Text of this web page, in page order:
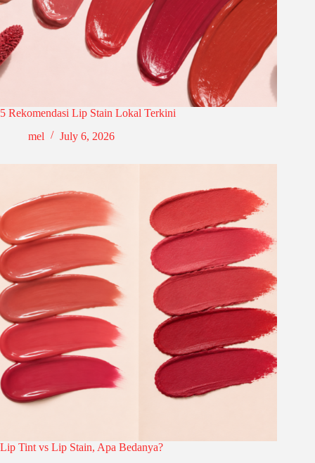
5 Rekomendasi Lip Stain Lokal Terkini
mel
July 6, 2026
Lip Tint vs Lip Stain, Apa Bedanya?